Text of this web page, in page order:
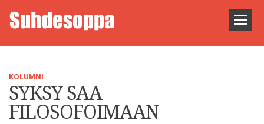
KOLUMNI
SYKSY SAA
FILOSOFOIMAAN